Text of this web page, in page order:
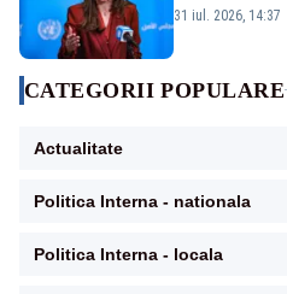
și prețuit”
31 iul. 2026, 14:37
CATEGORII POPULARE
Actualitate
Politica Interna - nationala
Politica Interna - locala